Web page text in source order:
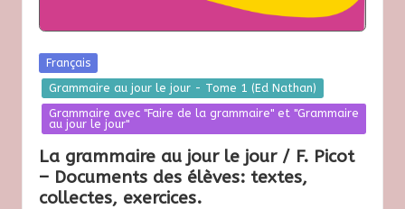
Posted
in
Français
Grammaire au jour le jour - Tome 1 (Ed Nathan)
Grammaire avec "Faire de la grammaire" et "Grammaire
au jour le jour"
La grammaire au jour le jour / F. Picot
– Documents des élèves: textes,
collectes, exercices.